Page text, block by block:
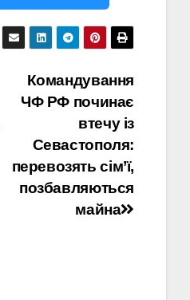
Командування
ЧФ РФ починає
втечу із
Севастополя:
перевозять сім’ї,
позбавляються
майна